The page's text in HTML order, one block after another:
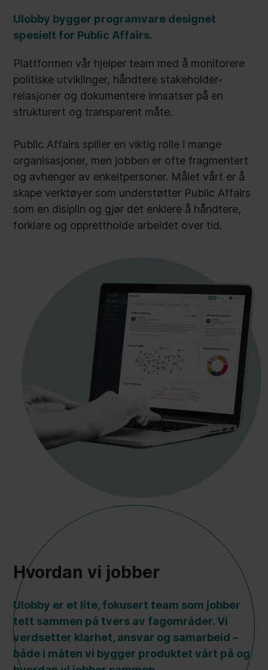
Ulobby bygger programvare designet
spesielt for Public Affairs.
Plattformen vår hjelper team med å monitorere
politiske utviklinger, håndtere stakeholder-
relasjoner og dokumentere innsatser på en
strukturert og transparent måte.
Public Affairs spiller en viktig rolle i mange
organisasjoner, men jobben er ofte fragmentert
og avhenger av enkeltpersoner. Målet vårt er å
skape verktøyer som understøtter Public Affairs
som en disiplin og gjør det enklere å håndtere,
forklare og opprettholde arbeidet over tid.
Hvordan vi jobber
Ulobby er et lite, fokusert team som jobber
tett sammen på tvers av fagområder. Vi
verdsetter klarhet, ansvar og samarbeid –
både i måten vi bygger produktet vårt på og